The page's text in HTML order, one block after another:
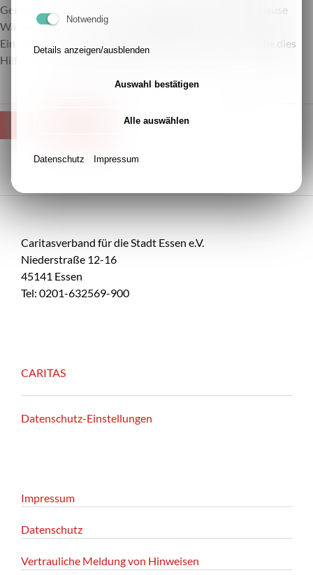
Gerade in schwierigen Zeiten bedeutet ein intaktes Zuhause
Wärme, Schutz und ein Stück Hoffnung.
Ein herzliches Dankeschön an alle Unterstützer:innen, die diese
Hilfe möglich gemacht haben!
Caritasverband für die Stadt Essen e.V.
Niederstraße 12-16
45141 Essen
Tel: 0201-632569-900
CARITAS
Datenschutz-Einstellungen
Impressum
Datenschutz
Vertrauliche Meldung von Hinweisen
Notwendig
Details anzeigen/ausblenden
Auswahl bestätigen
Alle auswählen
Datenschutz Impressum